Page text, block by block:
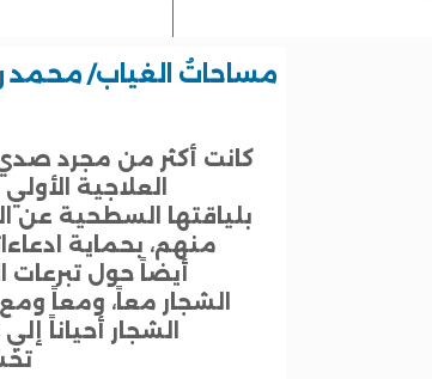
مساحاتُ الغياب/ محمد
كانت أكثر من مجرد
العلاجية
بلياقتها السطحية عن
منهم، بحماية
أيضاً حول تبرعات
الشجار معاً، ومعاً
الشجار أحياناً